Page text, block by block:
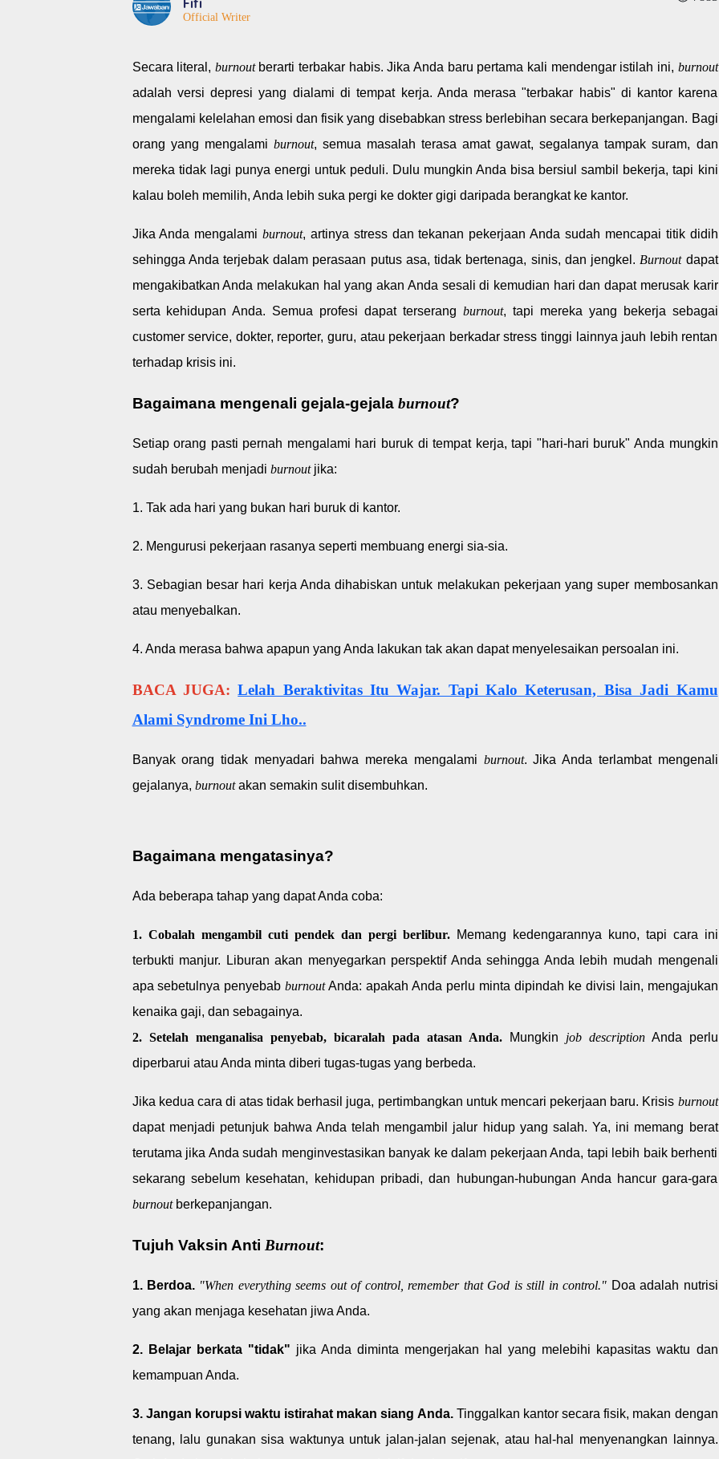
Official Writer
Secara literal, burnoutberarti terbakar habis. Jika Anda baru pertama kali mendengar istilah ini, burnout
adalah versi depresi yang dialami di tempat kerja. Anda merasa "terbakar habis" di kantor karena
mengalami kelelahan emosi dan fisik yang disebabkan stress berlebihan secara berkepanjangan. Bagi
orang yang mengalami burnout, semua masalah terasa amat gawat, segalanya tampak suram, dan
mereka tidak lagi punya energi untuk peduli. Dulu mungkin Anda bisa bersiul sambil bekerja, tapi kini
kalau boleh memilih, Anda lebih suka pergi ke dokter gigi daripada berangkat ke kantor.
Jika Anda mengalamiburnout, artinya stress dan tekanan pekerjaan Anda sudah mencapai titik didih
sehingga Anda terjebak dalam perasaan putus asa, tidak bertenaga, sinis, dan jengkel. Burnoutdapat
mengakibatkan Anda melakukan hal yang akan Anda sesali di kemudian hari dan dapat merusak karir
serta kehidupan Anda. Semua profesi dapat terserang burnout, tapi mereka yang bekerja sebagai
customer service, dokter, reporter, guru, atau pekerjaan berkadar stress tinggi lainnya jauh lebih rentan
terhadap krisis ini.
Bagaimana mengenali gejala-gejala burnout?
Setiap orang pasti pernah mengalami hari buruk di tempat kerja, tapi "hari-hari buruk" Anda mungkin
sudah berubah menjadi burnoutjika:
1. Tak ada hari yang bukan hari buruk di kantor.
2. Mengurusi pekerjaan rasanya seperti membuang energi sia-sia.
3. Sebagian besar hari kerja Anda dihabiskan untuk melakukan pekerjaan yang super membosankan
atau menyebalkan.
4. Anda merasa bahwa apapun yang Anda lakukan tak akan dapat menyelesaikan persoalan ini.
BACA JUGA: Lelah Beraktivitas Itu Wajar. Tapi Kalo Keterusan, Bisa Jadi Kamu
Alami Syndrome Ini Lho..
Banyak orang tidak menyadari bahwa mereka mengalami burnout. Jika Anda terlambat mengenali
gejalanya, burnoutakan semakin sulit disembuhkan.
Bagaimana mengatasinya?
Ada beberapa tahap yang dapat Anda coba:
1. Cobalah mengambil cuti pendek dan pergi berlibur. Memang kedengarannya kuno, tapi cara ini
terbukti manjur. Liburan akan menyegarkan perspektif Anda sehingga Anda lebih mudah mengenali
apa sebetulnya penyebabburnoutAnda: apakah Anda perlu minta dipindah ke divisi lain, mengajukan
kenaika gaji, dan sebagainya.
2. Setelah menganalisa penyebab, bicaralah pada atasan Anda.
Mungkin job descriptionAnda perlu
diperbarui atau Anda minta diberi tugas-tugas yang berbeda.
Jika kedua cara di atas tidak berhasil juga, pertimbangkan untuk mencari pekerjaan baru. Krisis burnout
dapat menjadi petunjuk bahwa Anda telah mengambil jalur hidup yang salah. Ya, ini memang berat
terutama jika Anda sudah menginvestasikan banyak ke dalam pekerjaan Anda, tapi lebih baik berhenti
sekarang sebelum kesehatan, kehidupan pribadi, dan hubungan-hubungan Anda hancur gara-gara
burnoutberkepanjangan.
Tujuh Vaksin Anti Burnout:
1. Berdoa. "When everything seems out of control, remember that God is still in control." Doa adalah nutrisi
yang akan menjaga kesehatan jiwa Anda.
2. Belajar berkata "tidak" jika Anda diminta mengerjakan hal yang melebihi kapasitas waktu dan
kemampuan Anda.
3. Jangan korupsi waktu istirahat makan siang Anda.Tinggalkan kantor secara fisik, makan dengan
tenang, lalu gunakan sisa waktunya untuk jalan-jalan sejenak, atau hal-hal menyenangkan lainnya.